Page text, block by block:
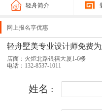
热烈欢迎北京爱空间高管
轻舟墅美2025春节放假通知
轻舟墅美装饰2025夏季招聘
轻舟简介
网上报名享优惠
轻舟墅美专业设计师免费
店面：火炬北路银禧大厦1-6楼
电话：132-8537-1011